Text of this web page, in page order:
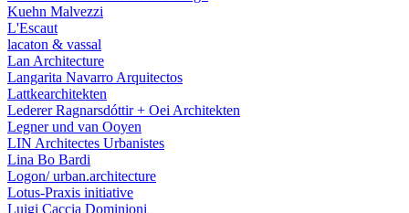
Kuehn Malvezzi
L'Escaut
lacaton & vassal
Lan Architecture
Langarita Navarro Arquitectos
Lattkearchitekten
Lederer Ragnarsdóttir + Oei Architekten
Legner und van Ooyen
LIN Architectes Urbanistes
Lina Bo Bardi
Logon/ urban.architecture
Lotus-Praxis initiative
Luigi Caccia Dominioni